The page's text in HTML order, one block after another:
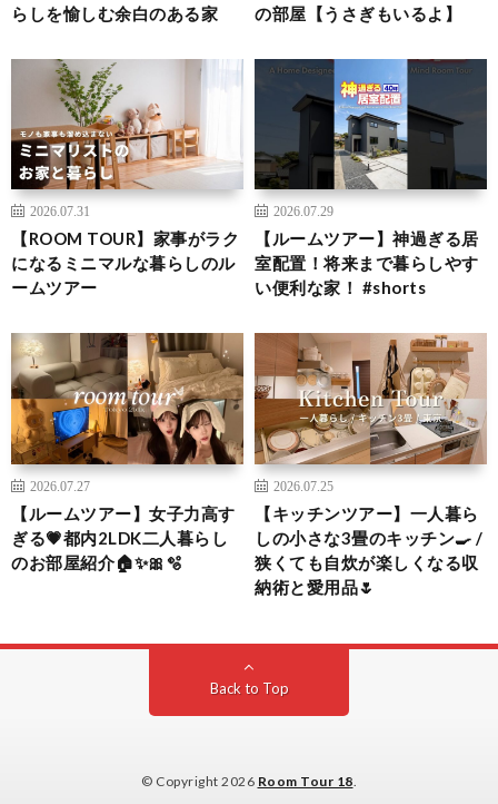
らしを愉しむ余白のある家
の部屋【うさぎもいるよ】
2026.07.31
【ROOM TOUR】家事がラク
になるミニマルな暮らしのル
ームツアー
2026.07.29
【ルームツアー】神過ぎる居
室配置！将来まで暮らしやす
い便利な家！ #shorts
2026.07.27
【ルームツアー】女子力高す
ぎる💗都内2LDK二人暮らし
のお部屋紹介🏠✨🎀🫧
2026.07.25
【キッチンツアー】一人暮ら
しの小さな3畳のキッチン🍳 /
狭くても自炊が楽しくなる収
納術と愛用品🌷
Back to Top
© Copyright 2026 Room Tour 18